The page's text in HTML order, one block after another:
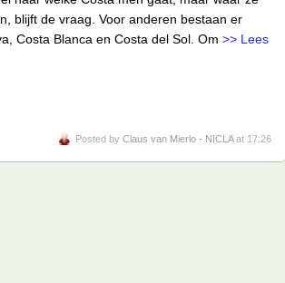
blijft de vraag. Voor anderen bestaan er
Costa Blanca en Costa del Sol. Om >> Lees
Posted by Claus van Mierlo - NICLAat 17:26